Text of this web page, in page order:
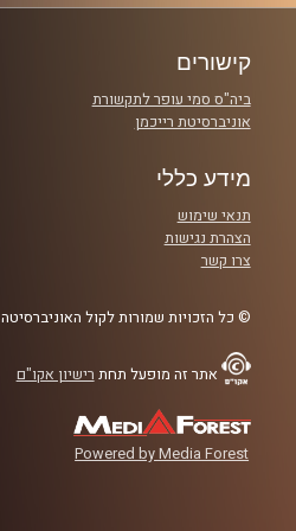
קרדיט תמונות:אלדד שטרית
קישורים
ביה"ס סמי עופר לתקשורת
אוניברסיטת רייכמן
מידע כללי
תנאי שימוש
הצהרת נגישות
צרו קשר
© כל הזכויות שמורות לקול האוניברסיטה
אתר זה מופעל תחת רישיון אקו"ם
Powered by Media Forest